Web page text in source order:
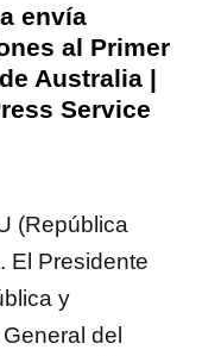
envía
al Primer
Australia |
Service
(República
El Presidente
y
del